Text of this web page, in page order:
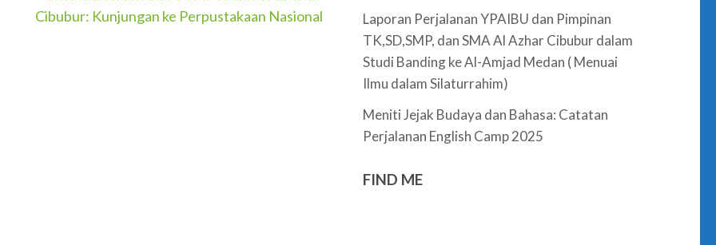
Cibubur: Kunjungan ke Perpustakaan Nasional
Laporan Perjalanan YPAIBU dan Pimpinan
TK,SD,SMP, dan SMA Al Azhar Cibubur dalam
Studi Banding ke Al-Amjad Medan ( Menuai
Ilmu dalam Silaturrahim)
Meniti Jejak Budaya dan Bahasa: Catatan
Perjalanan English Camp 2025
FIND ME